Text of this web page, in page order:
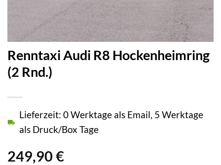
Renntaxi Audi R8 Hockenheimring
(2 Rnd.)
249,90 €
Lieferzeit: 0 Werktage als Email, 5 Werktage
als Druck/Box Tage